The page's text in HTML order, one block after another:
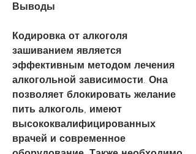
Выводы
Кодировка от алкоголя
зашиванием является
эффективным методом лечения
алкогольной зависимости. Она
позволяет блокировать желание
пить алкоголь, имеют
высококвалифицированных
врачей и современное